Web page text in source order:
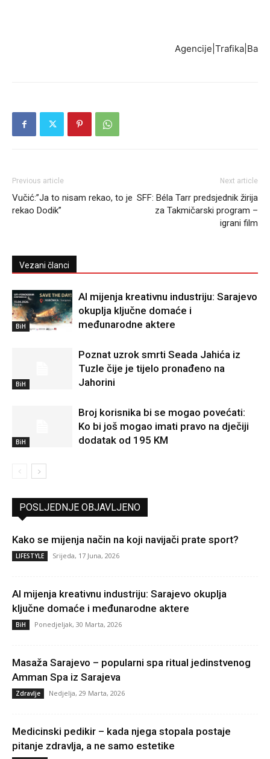
Agencije|Trafika|Ba
Previous article
Vučić:”Ja to nisam rekao, to je
rekao Dodik”
Next article
SFF: Béla Tarr predsjednik žirija
za Takmičarski program –
igrani film
Vezani članci
BiH
AI mijenja kreativnu industriju: Sarajevo
okuplja ključne domaće i
međunarodne aktere
BiH
Poznat uzrok smrti Seada Jahića iz
Tuzle čije je tijelo pronađeno na
Jahorini
BiH
Broj korisnika bi se mogao povećati:
Ko bi još mogao imati pravo na dječiji
dodatak od 195 KM
POSLJEDNJE OBJAVLJENO
Kako se mijenja način na koji navijači prate sport?
LIFESTYLE Srijeda, 17 Juna, 2026
AI mijenja kreativnu industriju: Sarajevo okuplja
ključne domaće i međunarodne aktere
BiH Ponedjeljak, 30 Marta, 2026
Masaža Sarajevo – popularni spa ritual jedinstvenog
Amman Spa iz Sarajeva
Zdravlje Nedjelja, 29 Marta, 2026
Medicinski pedikir – kada njega stopala postaje
pitanje zdravlja, a ne samo estetike